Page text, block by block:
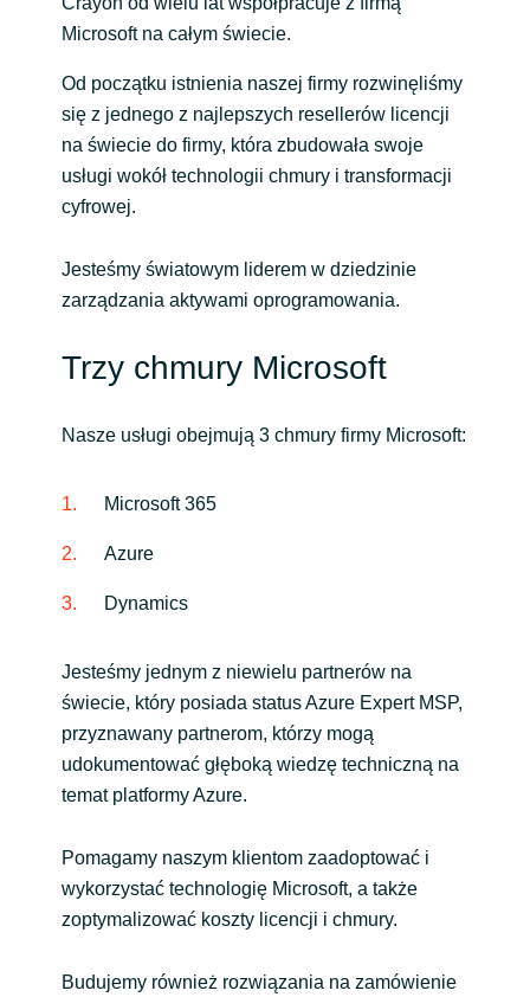
Spain
Sri Lanka
Switzerland
Ukraine
United Kingdom
Trzy chmury Microsoft
Microsoft na całym świecie.
Od początku istnienia naszej firmy rozwinęliśmy
się z jednego z najlepszych resellerów licencji
na świecie do firmy, która zbudowała swoje
usługi wokół technologii chmury i transformacji
cyfrowej.
Jesteśmy światowym liderem w dziedzinie
zarządzania aktywami oprogramowania.
Nasze usługi obejmują 3 chmury firmy Microsoft:
Microsoft 365
Azure
Dynamics
Jesteśmy jednym z niewielu partnerów na
świecie, który posiada status Azure Expert MSP,
przyznawany partnerom, którzy mogą
udokumentować głęboką wiedzę techniczną na
temat platformy Azure.
Pomagamy naszym klientom zaadoptować i
wykorzystać technologię Microsoft, a także
zoptymalizować koszty licencji i chmury.
Budujemy również rozwiązania na zamówienie